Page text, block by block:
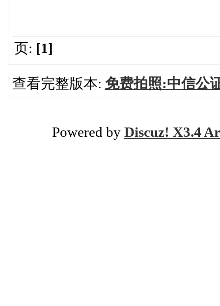
页: [1]
查看完整版本: 免费拍照:中信公
Powered by Discuz! X3.4